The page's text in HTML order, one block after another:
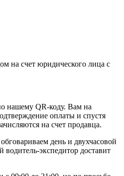
на счет юридического лица с
нашему QR-коду. Вам на
оплаты и спустя
на счет продавца.
день и двухчасовой
экспедитор доставит